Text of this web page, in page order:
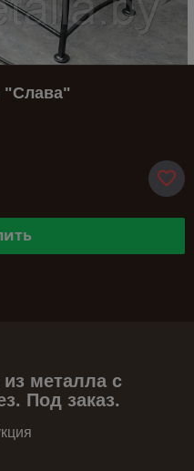
"Слава"
из металла с
Под заказ.